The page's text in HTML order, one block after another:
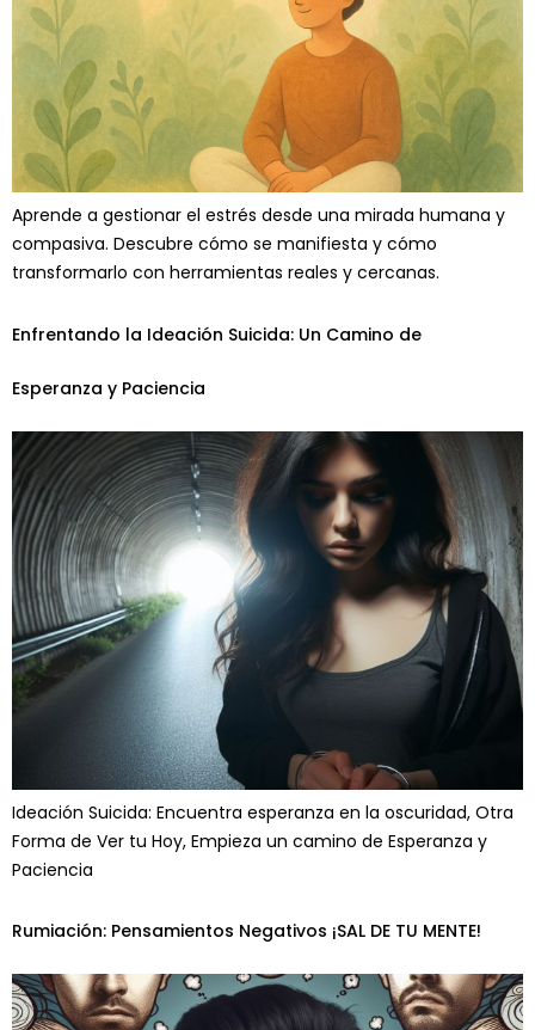
Aprende a gestionar el estrés desde una mirada humana y
compasiva. Descubre cómo se manifiesta y cómo
transformarlo con herramientas reales y cercanas.
Enfrentando la Ideación Suicida: Un Camino de
Esperanza y Paciencia
Ideación Suicida: Encuentra esperanza en la oscuridad, Otra
Forma de Ver tu Hoy, Empieza un camino de Esperanza y
Paciencia
Rumiación: Pensamientos Negativos ¡SAL DE TU MENTE!